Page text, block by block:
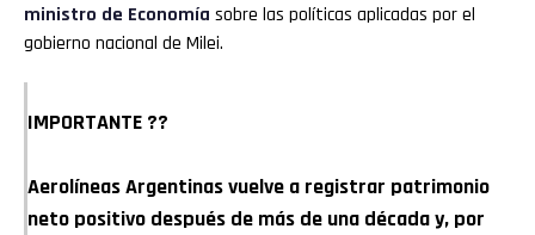
ministro de Economía sobre las políticas aplicadas por el
gobierno nacional de Milei.
IMPORTANTE ??
Aerolíneas Argentinas vuelve a registrar patrimonio
neto positivo después de más de una década y, por